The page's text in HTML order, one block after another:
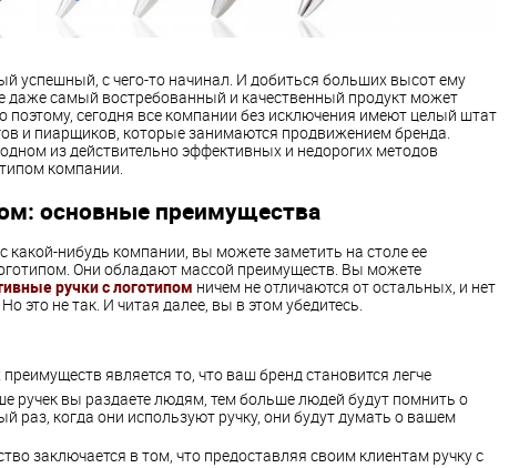
успешный, с чего-то начинал. И добиться больших высот ему
даже самый востребованный и качественный продукт может
поэтому, сегодня все компании без исключения имеют целый штат
и пиарщиков, которые занимаются продвижением бренда.
из действительно эффективных и недорогих методов
компании.
основные преимущества
какой-нибудь компании, вы можете заметить на столе ее
Они обладают массой преимуществ. Вы можете
ручки с логотипом ничем не отличаются от остальных, и нет
это не так. И читая далее, вы в этом убедитесь.
является то, что ваш бренд становится легче
ручек вы раздаете людям, тем больше людей будут помнить о
раз, когда они используют ручку, они будут думать о вашем
заключается в том, что предоставляя своим клиентам ручку с